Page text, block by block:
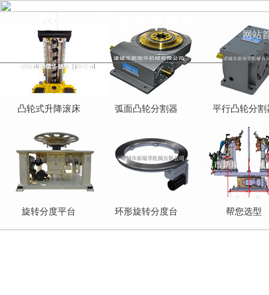
网站
凸轮式升降滚床 弧面凸轮分割器 平行凸轮分割
旋转分度平台 环形旋转分度台 帮您选型